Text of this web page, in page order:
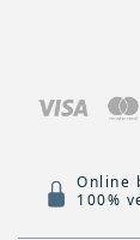
Online
100%